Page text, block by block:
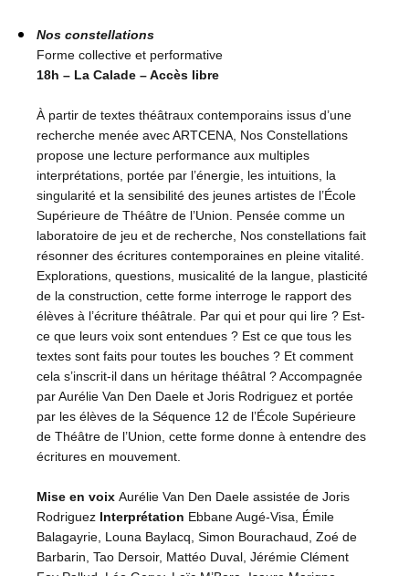
Nos constellations
Forme collective et performative
18h – La Calade – Accès libre
À partir de textes théâtraux contemporains issus d’une
recherche menée avec ARTCENA, Nos Constellations
propose une lecture performance aux multiples
interprétations, portée par l’énergie, les intuitions, la
singularité et la sensibilité des jeunes artistes de l’École
Supérieure de Théâtre de l’Union. Pensée comme un
laboratoire de jeu et de recherche, Nos constellations fait
résonner des écritures contemporaines en pleine vitalité.
Explorations, questions, musicalité de la langue, plasticité
de la construction, cette forme interroge le rapport des
élèves à l’écriture théâtrale. Par qui et pour qui lire ? Est-
ce que leurs voix sont entendues ? Est ce que tous les
textes sont faits pour toutes les bouches ? Et comment
cela s’inscrit-il dans un héritage théâtral ? Accompagnée
par Aurélie Van Den Daele et Joris Rodriguez et portée
par les élèves de la Séquence 12 de l’École Supérieure
de Théâtre de l’Union, cette forme donne à entendre des
écritures en mouvement.
Mise en voix Aurélie Van Den Daele assistée de Joris
Rodriguez Interprétation Ebbane Augé-Visa, Émile
Balagayrie, Louna Baylacq, Simon Bourachaud, Zoé de
Barbarin, Tao Dersoir, Mattéo Duval, Jérémie Clément